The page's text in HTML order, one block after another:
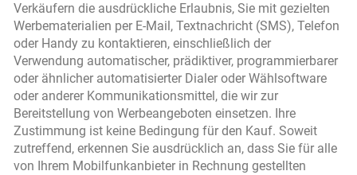
Verkäufern die ausdrückliche Erlaubnis, Sie mit gezielten
Werbematerialien per E-Mail, Textnachricht (SMS), Telefon
oder Handy zu kontaktieren, einschließlich der
Verwendung automatischer, prädiktiver, programmierbarer
oder ähnlicher automatisierter Dialer oder Wählsoftware
oder anderer Kommunikationsmittel, die wir zur
Bereitstellung von Werbeangeboten einsetzen. Ihre
Zustimmung ist keine Bedingung für den Kauf. Soweit
zutreffend, erkennen Sie ausdrücklich an, dass Sie für alle
von Ihrem Mobilfunkanbieter in Rechnung gestellten